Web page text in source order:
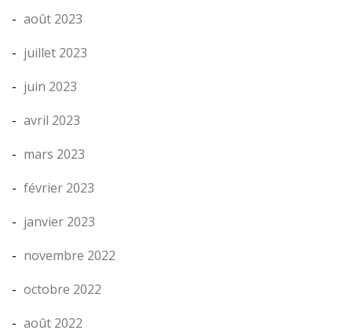
août 2023
juillet 2023
juin 2023
avril 2023
mars 2023
février 2023
janvier 2023
novembre 2022
octobre 2022
août 2022